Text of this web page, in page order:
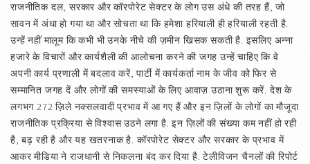
राजनीतिक दल, सरकार और कॉरपोरेट सेक्टर के लोग उस अंधे की तरह हैं, जो
सावन में अंधा हो गया था और सोचता था कि हमेशा हरियाली ही हरियाली रहती है.
उन्हें नहीं मालूम कि कभी भी उनके नीचे की ज़मीन खिसक सकती है. इसलिए अन्ना
हजारे के विचारों और कार्यशैली की आलोचना करने की जगह उन्हें चाहिए कि वे
अपनी कार्य प्रणाली में बदलाव करें, पार्टी में कार्यकर्ता नाम के जीव को फिर से
सम्मानित जगह दें और लोगों की समस्याओं के लिए आवाज़ उठाना शुरू करें. देश के
लगभग 272 ज़िले नक्सलवादी प्रभाव में आ गए हैं और इन ज़िलों के लोगों का मौजूदा
राजनीतिक प्रक्रिया से विश्वास उठने लगा है. इन ज़िलों की संख्या कम नहीं हो रही
है, बढ़ रही है और यह खतरनाक है. कॉरपोरेट सेक्टर और सरकार के प्रभाव में
आकर मीडिया ने राजधानी से निकलना बंद कर दिया है. टेलीविजन चैनलों की रिपोर्ट